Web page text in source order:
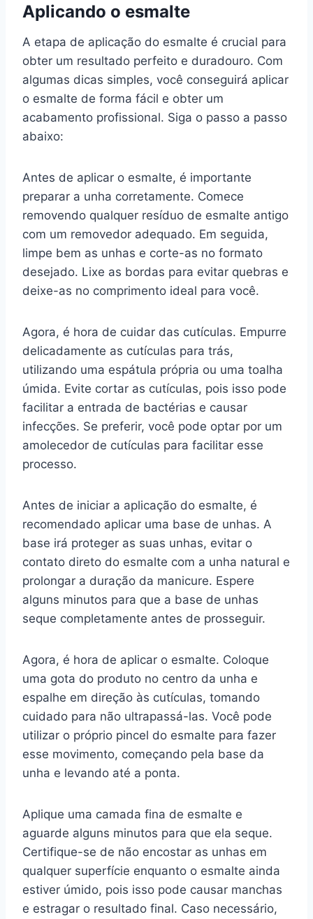
Aplicando o esmalte
A etapa de aplicação do esmalte é crucial para
obter um resultado perfeito e duradouro. Com
algumas dicas simples, você conseguirá aplicar
o esmalte de forma fácil e obter um
acabamento profissional. Siga o passo a passo
abaixo:
Antes de aplicar o esmalte, é importante
preparar a unha corretamente. Comece
removendo qualquer resíduo de esmalte antigo
com um removedor adequado. Em seguida,
limpe bem as unhas e corte-as no formato
desejado. Lixe as bordas para evitar quebras e
deixe-as no comprimento ideal para você.
Agora, é hora de cuidar das cutículas. Empurre
delicadamente as cutículas para trás,
utilizando uma espátula própria ou uma toalha
úmida. Evite cortar as cutículas, pois isso pode
facilitar a entrada de bactérias e causar
infecções. Se preferir, você pode optar por um
amolecedor de cutículas para facilitar esse
processo.
Antes de iniciar a aplicação do esmalte, é
recomendado aplicar uma base de unhas. A
base irá proteger as suas unhas, evitar o
contato direto do esmalte com a unha natural e
prolongar a duração da manicure. Espere
alguns minutos para que a base de unhas
seque completamente antes de prosseguir.
Agora, é hora de aplicar o esmalte. Coloque
uma gota do produto no centro da unha e
espalhe em direção às cutículas, tomando
cuidado para não ultrapassá-las. Você pode
utilizar o próprio pincel do esmalte para fazer
esse movimento, começando pela base da
unha e levando até a ponta.
Aplique uma camada fina de esmalte e
aguarde alguns minutos para que ela seque.
Certifique-se de não encostar as unhas em
qualquer superfície enquanto o esmalte ainda
estiver úmido, pois isso pode causar manchas
e estragar o resultado final. Caso necessário,